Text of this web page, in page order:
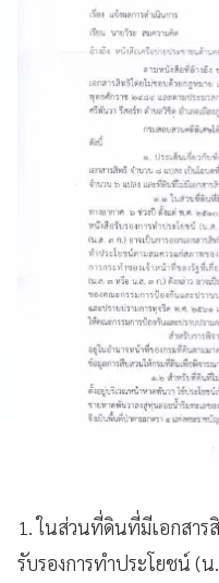
1. ในส่วนที่ดินที่มีเอกสาร
รับรองการทำประโยชน์ (